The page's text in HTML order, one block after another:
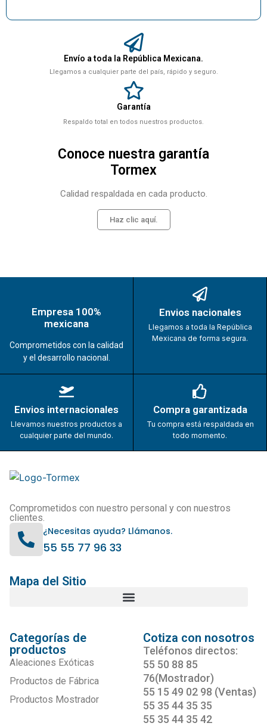
Envío a toda la República Mexicana.
Llegamos a cualquier parte del país, rápido y seguro.
Garantía
Respaldo total en todos nuestros productos.
Conoce nuestra garantía
Tormex
Calidad respaldada en cada producto.
Haz clic aquí.
Empresa 100%
mexicana
Comprometidos con la calidad
y el desarrollo nacional.
Envios nacionales
Llegamos a toda la República
Mexicana de forma segura.
Envios internacionales
Llevamos nuestros productos a
cualquier parte del mundo.
Compra garantizada
Tu compra está respaldada en
todo momento.
Comprometidos con nuestro personal y con nuestros
clientes.
¿Necesitas ayuda? Llámanos.
55 55 77 96 33
Mapa del Sitio
Categorías de
productos
Aleaciones Exóticas
Productos de Fábrica
Productos Mostrador
Cotiza con nosotros
Teléfonos directos:
55 50 88 85
76(Mostrador)
55 15 49 02 98 (Ventas)
55 35 44 35 35
55 35 44 35 42